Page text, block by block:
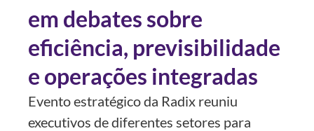
em debates sobre
eficiência, previsibilidade
e operações integradas
Evento estratégico da Radix reuniu
executivos de diferentes setores para